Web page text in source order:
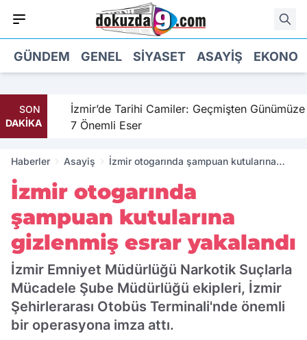
GÜNDEM GENEL SIYASET ASAYIŞ
SON
DAKİKA
İzmir’de Tarihi Camiler: Geçmişten Günümüze
7 Önemli Eser
Haberler Asayiş
İzmir otogarında şampuan kutularına
İzmir otogarında
şampuan kutularına
gizlenmiş esrar yakalandı
İzmir Emniyet Müdürlüğü Narkotik Suçlarla
Mücadele Şube Müdürlüğü ekipleri, İzmir
Şehirlerarası Otobüs Terminali'nde önemli
bir operasyona imza attı.